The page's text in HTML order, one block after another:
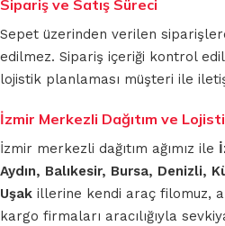
Sipariş ve Satış Süreci
Sepet üzerinden verilen
edilmez. Sipariş içeriği kontrol
lojistik planlaması müşteri ile
İzmir Merkezli Dağıtım ve
İzmir merkezli dağıtım ağımız ile
Aydın, Balıkesir, Bursa, Denizli,
Uşak illerine kendi araç filomuz,
kargo firmaları aracılığıyla